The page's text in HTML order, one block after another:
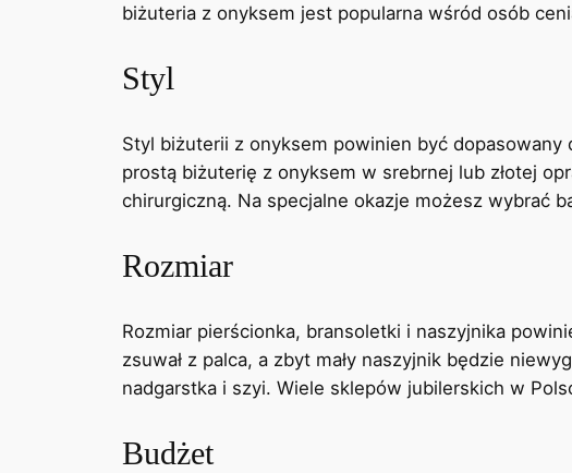
biżuteria z onyksem jest popularna wśród osób
Styl
Styl biżuterii z onyksem powinien być
prostą biżuterię z onyksem w srebrnej lub złotej
chirurgiczną. Na specjalne okazje możesz wybrać
Rozmiar
Rozmiar pierścionka, bransoletki i naszyjnika
zsuwał z palca, a zbyt mały naszyjnik będzie
nadgarstka i szyi. Wiele sklepów jubilerskich w
Budżet